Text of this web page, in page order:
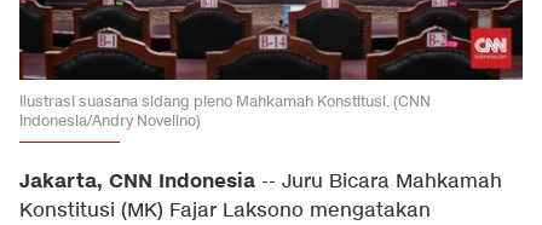
Ilustrasi suasana sidang pleno Mahkamah Konstitusi. (CNN
Indonesia/Andry Novelino)
Jakarta, CNN Indonesia -- Juru Bicara Mahkamah
Konstitusi (MK) Fajar Laksono mengatakan